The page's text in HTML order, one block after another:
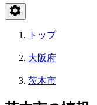
トップ
大阪府
茨木市